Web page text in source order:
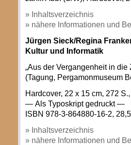
» Inhaltsverzeichnis
» nähere Informationen und
Jürgen Sieck/Regina
Kultur und Informatik
„Aus der Vergangenheit in die
(Tagung, Pergamonmuseum
Hardcover, 22 x 15 cm, 272
— Als Typoskript gedruckt —
ISBN 978-3-864880-16-2,
» Inhaltsverzeichnis
» nähere Informationen und